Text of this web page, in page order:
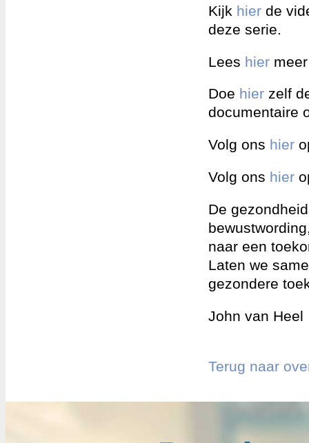
Kijk hier de
deze serie.
Lees hier
Doe hier zelf
documentaire
Volg ons hier
Volg ons hier
De
naar een
Laten we
gezondere
John van Heel
Terug naar